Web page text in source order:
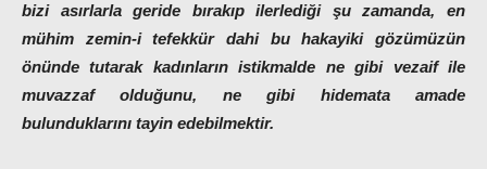
bizi asırlarla geride bırakıp ilerlediği şu zamanda, en
mühim zemin-i tefekkür dahi bu hakayiki gözümüzün
önünde tutarak kadınların istikmalde ne gibi vezaif ile
muvazzaf olduğunu, ne gibi hidemata amade
bulunduklarını tayin edebilmektir.